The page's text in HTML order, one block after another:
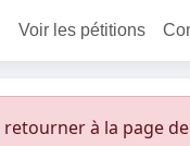
Voir les pétitions
à la page